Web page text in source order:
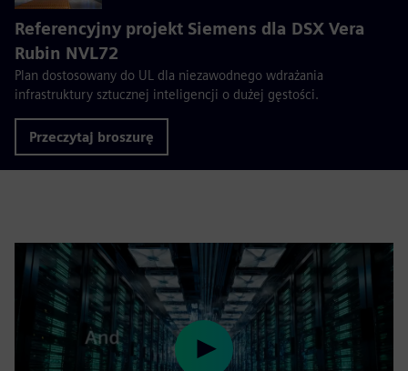
Referencyjny projekt Siemens dla DSX Vera
Rubin NVL72
Plan dostosowany do UL dla niezawodnego wdrażania
infrastruktury sztucznej inteligencji o dużej gęstości.
Przeczytaj broszurę
Play